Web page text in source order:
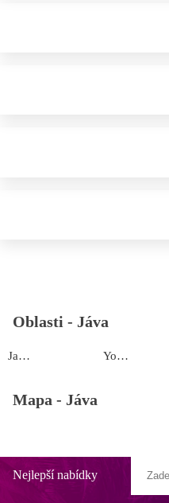
Oblasti - Jáva
Jakarta Yogyakarta
Mapa - Jáva
Nejlepší nabídky